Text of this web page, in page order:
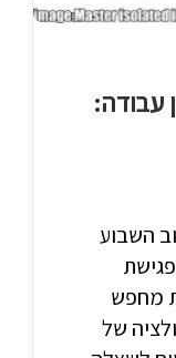
עבודה:
השבוע
מחפש
של